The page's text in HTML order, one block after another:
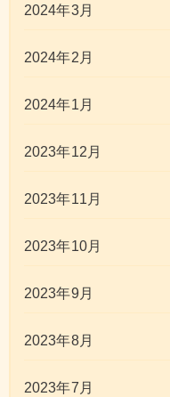
2024年3月
2024年2月
2024年1月
2023年12月
2023年11月
2023年10月
2023年9月
2023年8月
2023年7月